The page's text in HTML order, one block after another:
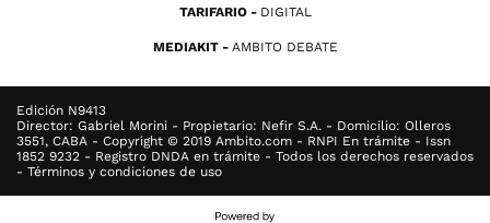
TARIFARIO DIGITAL
MEDIAKIT AMBITO DEBATE
Edición N9413
Director: Gabriel Morini - Propietario: Nefir S.A. - Domicilio: Olleros
3551, CABA - Copyright © 2019 Ambito.com - RNPI En trámite - Issn
1852 9232 - Registro DNDA en trámite - Todos los derechos reservados
- Términos y condiciones de uso